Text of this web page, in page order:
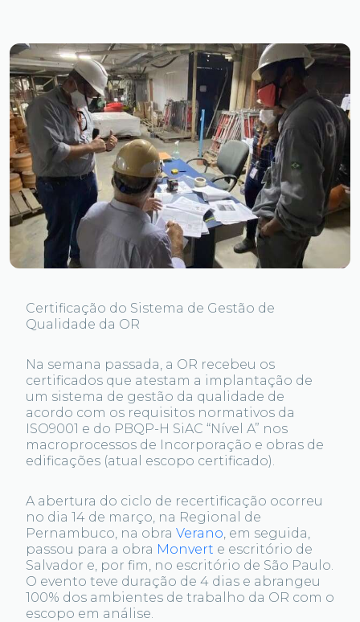
Certificação do Sistema de Gestão de
Qualidade da OR
Na semana passada, a OR recebeu os
certificados que atestam a implantação de
um sistema de gestão da qualidade de
acordo com os requisitos normativos da
ISO9001 e do PBQP-H SiAC “Nível A” nos
macroprocessos de Incorporação e obras de
edificações (atual escopo certificado).
A abertura do ciclo de recertificação ocorreu
no dia 14 de março, na Regional de
Pernambuco, na obra Verano, em seguida,
passou para a obra Monvert e escritório de
Salvador e, por fim, no escritório de São Paulo.
O evento teve duração de 4 dias e abrangeu
100% dos ambientes de trabalho da OR com o
escopo em análise.